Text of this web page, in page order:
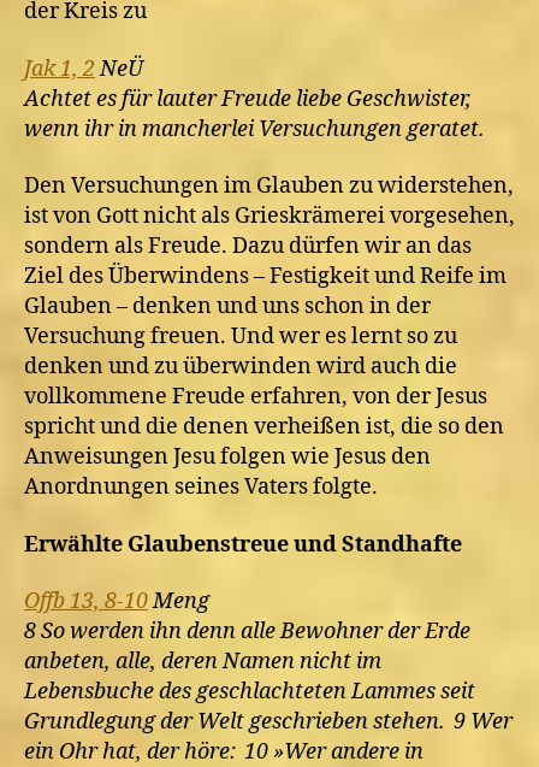
der Kreis zu
Jak 1, 2NeÜ
Achtet es für lauter Freude liebe Geschwister,
wenn ihr in mancherlei Versuchungen geratet.
Den Versuchungen im Glauben zu widerstehen,
ist von Gott nicht als Grieskrämerei vorgesehen,
sondern als Freude. Dazu dürfen wir an das
Ziel des Überwindens – Festigkeit und Reife im
Glauben – denken und uns schon in der
Versuchung freuen. Und wer es lernt so zu
denken und zu überwinden wird auch die
vollkommene Freude erfahren, von der Jesus
spricht und die denen verheißen ist, die so den
Anweisungen Jesu folgen wie Jesus den
Anordnungen seines Vaters folgte.
Erwählte Glaubenstreue und Standhafte
Offb 13, 8-10Meng
8 So werden ihn denn alle Bewohner der Erde
anbeten, alle, deren Namen nicht im
Lebensbuche des geschlachteten Lammes seit
Grundlegung der Welt geschrieben stehen. 9 Wer
ein Ohr hat, der höre: 10 »Wer andere in